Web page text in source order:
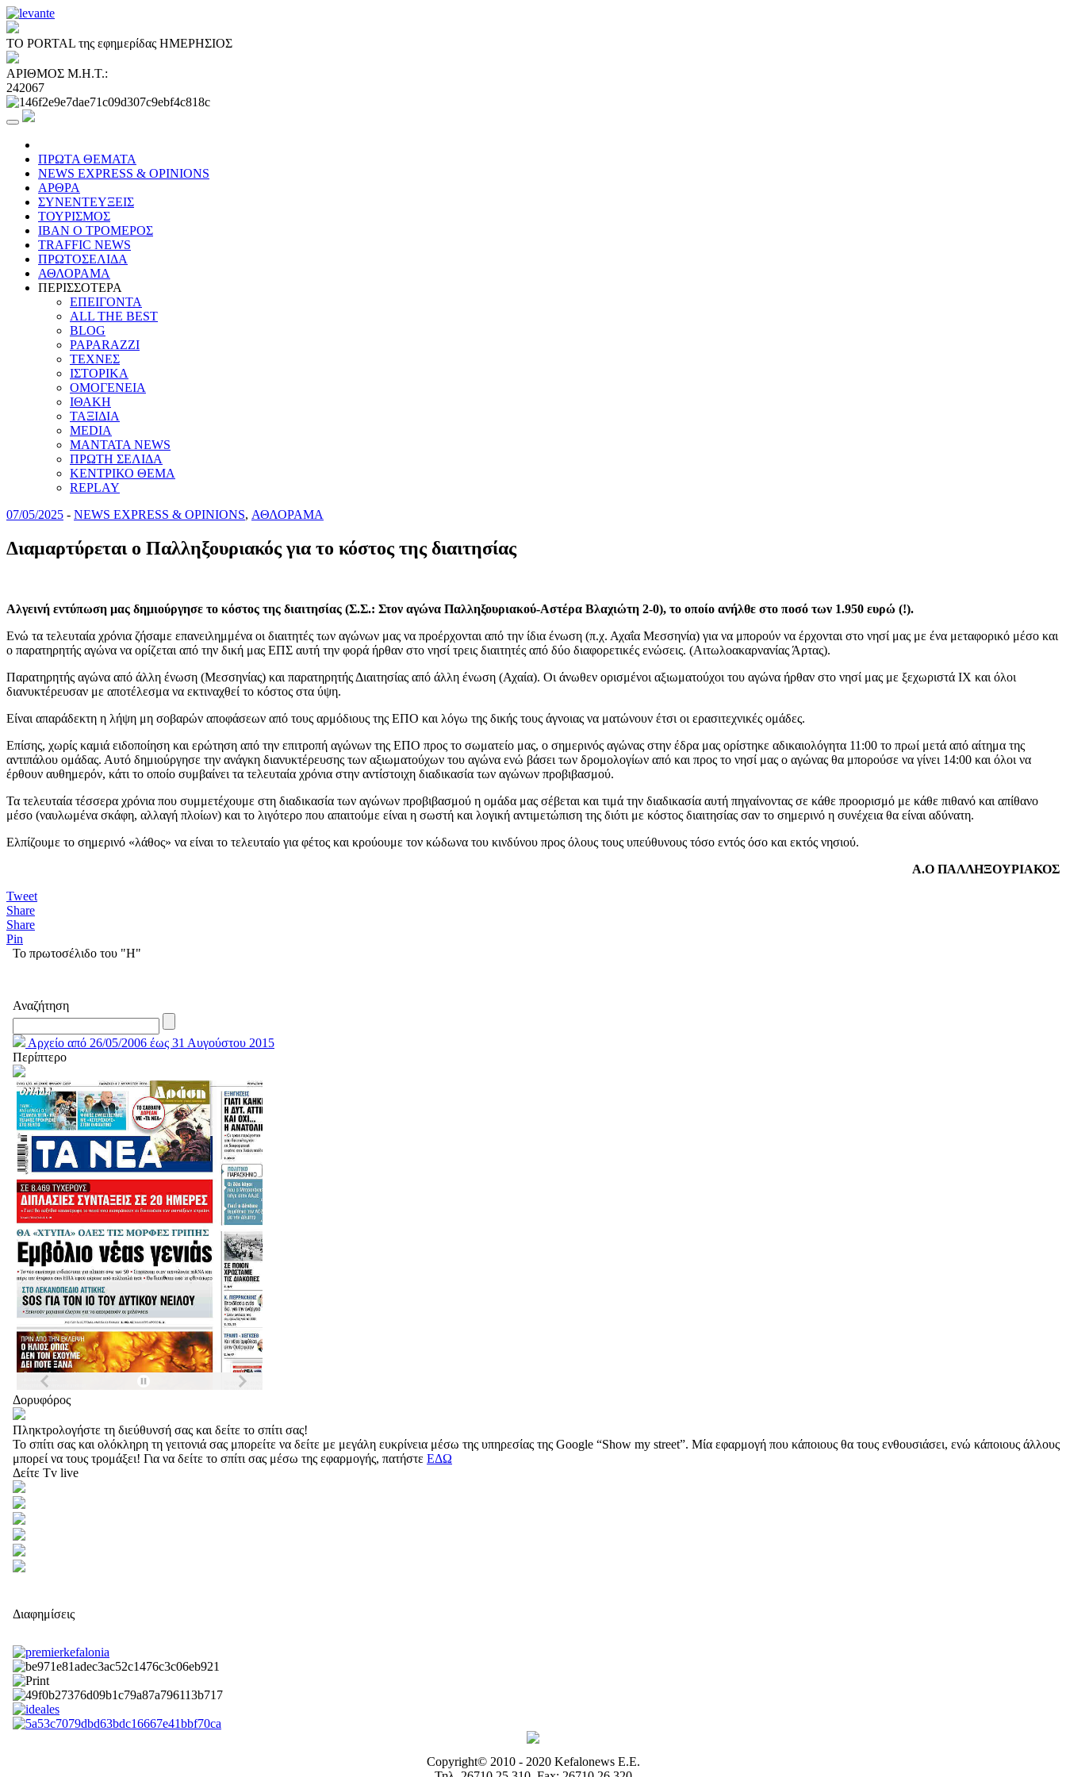
ΤΟ PORTAL της εφημερίδας ΗΜΕΡΗΣΙΟΣ
ΑΡΙΘΜΟΣ Μ.Η.Τ.:
242067
ΠΡΩΤΑ ΘΕΜΑΤΑ
NEWS EXPRESS & OPINIONS
ΑΡΘΡΑ
ΣΥΝΕΝΤΕΥΞΕΙΣ
ΤΟΥΡΙΣΜΟΣ
ΙΒΑΝ Ο ΤΡΟΜΕΡΟΣ
TRAFFIC NEWS
ΠΡΩΤΟΣΕΛΙΔΑ
ΑΘΛΟΡΑΜΑ
ΠΕΡΙΣΣΟΤΕΡΑ
ΕΠΕΙΓΟΝΤΑ
ALL THE BEST
BLOG
PAPARAZZI
ΤΕΧΝΕΣ
ΙΣΤΟΡΙΚΑ
ΟΜΟΓΕΝΕΙΑ
ΙΘΑΚΗ
ΤΑΞΙΔΙΑ
MEDIA
MANTATA NEWS
ΠΡΩΤΗ ΣΕΛΙΔΑ
ΚΕΝΤΡΙΚΟ ΘΕΜΑ
REPLAY
07/05/2025 - NEWS EXPRESS & OPINIONS, ΑΘΛΟΡΑΜΑ
Διαμαρτύρεται ο Παλληξουριακός για το κόστος της διαιτησίας
Αλγεινή εντύπωση μας δημιούργησε το κόστος της διαιτησίας (Σ.Σ.: Στον αγώνα Παλληξουριακού-Αστέρα Βλαχιώτη 2-0), το οποίο ανήλθε στο ποσό των 1.950 ευρώ (!).
Ενώ τα τελευταία χρόνια ζήσαμε επανειλημμένα οι διαιτητές των αγώνων μας να προέρχονται από την ίδια ένωση (π.χ. Αχαΐα Μεσσηνία) για να μπορούν να έρχονται στο νησί μας με ένα μεταφορικό μέσο και
ο παρατηρητής αγώνα να ορίζεται από την δική μας ΕΠΣ αυτή την φορά ήρθαν στο νησί τρεις διαιτητές από δύο διαφορετικές ενώσεις. (Αιτωλοακαρνανίας Άρτας).
Παρατηρητής αγώνα από άλλη ένωση (Μεσσηνίας) και παρατηρητής Διαιτησίας από άλλη ένωση (Αχαία). Οι άνωθεν ορισμένοι αξιωματούχοι του αγώνα ήρθαν στο νησί μας με ξεχωριστά ΙΧ και όλοι
διανυκτέρευσαν με αποτέλεσμα να εκτιναχθεί το κόστος στα ύψη.
Είναι απαράδεκτη η λήψη μη σοβαρών αποφάσεων από τους αρμόδιους της ΕΠΟ και λόγω της δικής τους άγνοιας να ματώνουν έτσι οι ερασιτεχνικές ομάδες.
Επίσης, χωρίς καμιά ειδοποίηση και ερώτηση από την επιτροπή αγώνων της ΕΠΟ προς το σωματείο μας, ο σημερινός αγώνας στην έδρα μας ορίστηκε αδικαιολόγητα 11:00 το πρωί μετά από αίτημα της
αντιπάλου ομάδας. Αυτό δημιούργησε την ανάγκη διανυκτέρευσης των αξιωματούχων του αγώνα ενώ βάσει των δρομολογίων από και προς το νησί μας ο αγώνας θα μπορούσε να γίνει 14:00 και όλοι να
έρθουν αυθημερόν, κάτι το οποίο συμβαίνει τα τελευταία χρόνια στην αντίστοιχη διαδικασία των αγώνων προβιβασμού.
Τα τελευταία τέσσερα χρόνια που συμμετέχουμε στη διαδικασία των αγώνων προβιβασμού η ομάδα μας σέβεται και τιμά την διαδικασία αυτή πηγαίνοντας σε κάθε προορισμό με κάθε πιθανό και απίθανο
μέσο (ναυλωμένα σκάφη, αλλαγή πλοίων) και το λιγότερο που απαιτούμε είναι η σωστή και λογική αντιμετώπιση της διότι με κόστος διαιτησίας σαν το σημερινό η συνέχεια θα είναι αδύνατη.
Ελπίζουμε το σημερινό «λάθος» να είναι το τελευταίο για φέτος και κρούουμε τον κώδωνα του κινδύνου προς όλους τους υπεύθυνους τόσο εντός όσο και εκτός νησιού.
Α.Ο ΠΑΛΛΗΞΟΥΡΙΑΚΟΣ
Tweet
Share
Share
Pin
Το πρωτοσέλιδο του "Η"
Αναζήτηση
Αρχείο από 26/05/2006 έως 31 Αυγούστου 2015
Περίπτερο
Δορυφόρος
Πληκτρολογήστε τη διεύθυνσή σας και δείτε το σπίτι σας!
Το σπίτι σας και ολόκληρη τη γειτονιά σας μπορείτε να δείτε με μεγάλη ευκρίνεια μέσω της υπηρεσίας της Google “Show my street”. Μία εφαρμογή που κάποιους θα τους ενθουσιάσει, ενώ κάποιους άλλους
μπορεί να τους τρομάξει! Για να δείτε το σπίτι σας μέσω της εφαρμογής, πατήστε ΕΔΩ
Δείτε Tv live
Διαφημίσεις
Copyright© 2010 - 2020 Kefalonews Ε.E.